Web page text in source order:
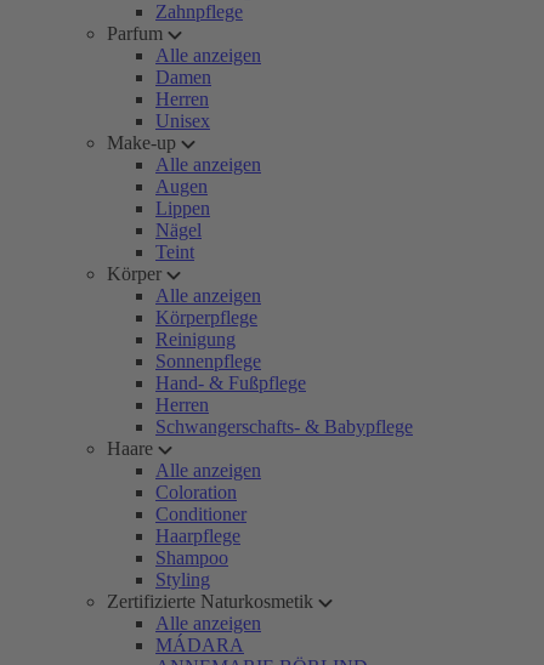
Zahnpflege
Parfum
Alle anzeigen
Damen
Herren
Unisex
Make-up
Alle anzeigen
Augen
Lippen
Nägel
Teint
Körper
Alle anzeigen
Körperpflege
Reinigung
Sonnenpflege
Hand- & Fußpflege
Herren
Schwangerschafts- & Babypflege
Haare
Alle anzeigen
Coloration
Conditioner
Haarpflege
Shampoo
Styling
Zertifizierte Naturkosmetik
Alle anzeigen
MÁDARA